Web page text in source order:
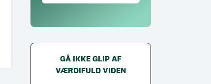
GÅ IKKE GLIP AF
VÆRDIFULD VIDEN